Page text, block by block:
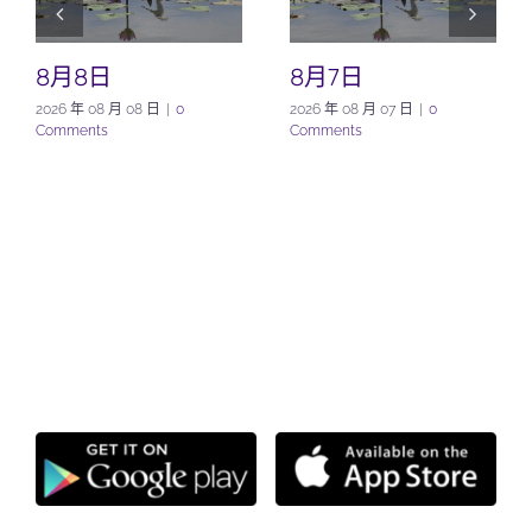
8月8日
2026 年 08 月 08 日 | 0
Comments
8月7日
2026 年 08 月 07 日 | 0
Comments